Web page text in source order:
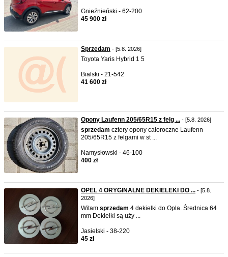
Gnieźnieński - 62-200
45 900 zł
Sprzedam - [5.8. 2026]
Toyota Yaris Hybrid 1 5
Bialski - 21-542
41 600 zł
Opony Laufenn 205/65R15 z felg ... - [5.8. 2026]
sprzedam cztery opony całoroczne Laufenn
205/65R15 z felgami w st ...
Namysłowski - 46-100
400 zł
OPEL 4 ORYGINALNE DEKIELEKI DO ... - [5.8.
2026]
Witam sprzedam 4 dekielki do Opla. Średnica 64
mm Dekielki są uży ...
Jasielski - 38-220
45 zł